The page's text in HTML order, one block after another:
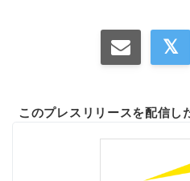
このプレスリリースを配信し